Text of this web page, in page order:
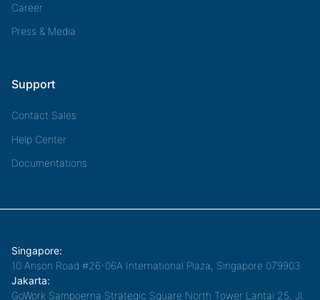
Career
Press & Media
Support
Contact Sales
Help Center
Documentations
Singapore:
10 Anson Road #26-06A International Plaza, Singapore 079903
Jakarta:
GoWork Sampoerna Strategic Square North Tower Lantai 25, Jl.